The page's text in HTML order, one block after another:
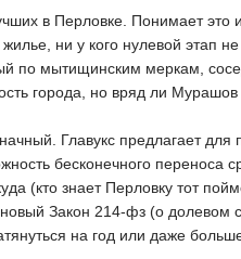
в Перловке. Понимает это
ни у кого нулевой этап
по мытищинским меркам,
города, но вряд ли
Главукс предлагает для
бесконечного
(кто знает Перловку тот
Закон 214-фз (о долевом
на год или даже